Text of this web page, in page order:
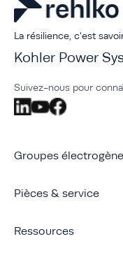
La résilience, c'est
Kohler Power
Suivez-nous pour
Groupes
Pièces & service
Ressources